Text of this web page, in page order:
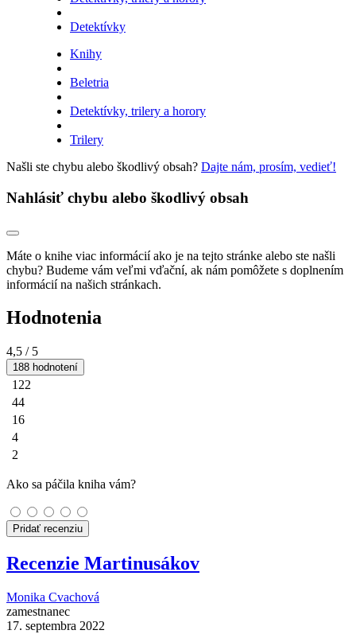
Detektívky
Knihy
Beletria
Detektívky, trilery a horory
Trilery
Našli ste chybu alebo škodlivý obsah? Dajte nám, prosím, vedieť!
Nahlásiť chybu alebo škodlivý obsah
Máte o knihe viac informácií ako je na tejto stránke alebo ste našli
chybu? Budeme vám veľmi vďační, ak nám pomôžete s doplnením
informácií na našich stránkach.
Hodnotenia
4,5 / 5
188 hodnotení
122
44
16
4
2
Ako sa páčila kniha vám?
Pridať recenziu
Recenzie Martinusákov
Monika Cvachová
zamestnanec
17. septembra 2022